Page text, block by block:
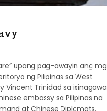
upang pag-awayin ang
ng Pilipinas sa West
Vincent Trinidad sa
embassy sa Pilipinas na
at Chinese Diplomats.